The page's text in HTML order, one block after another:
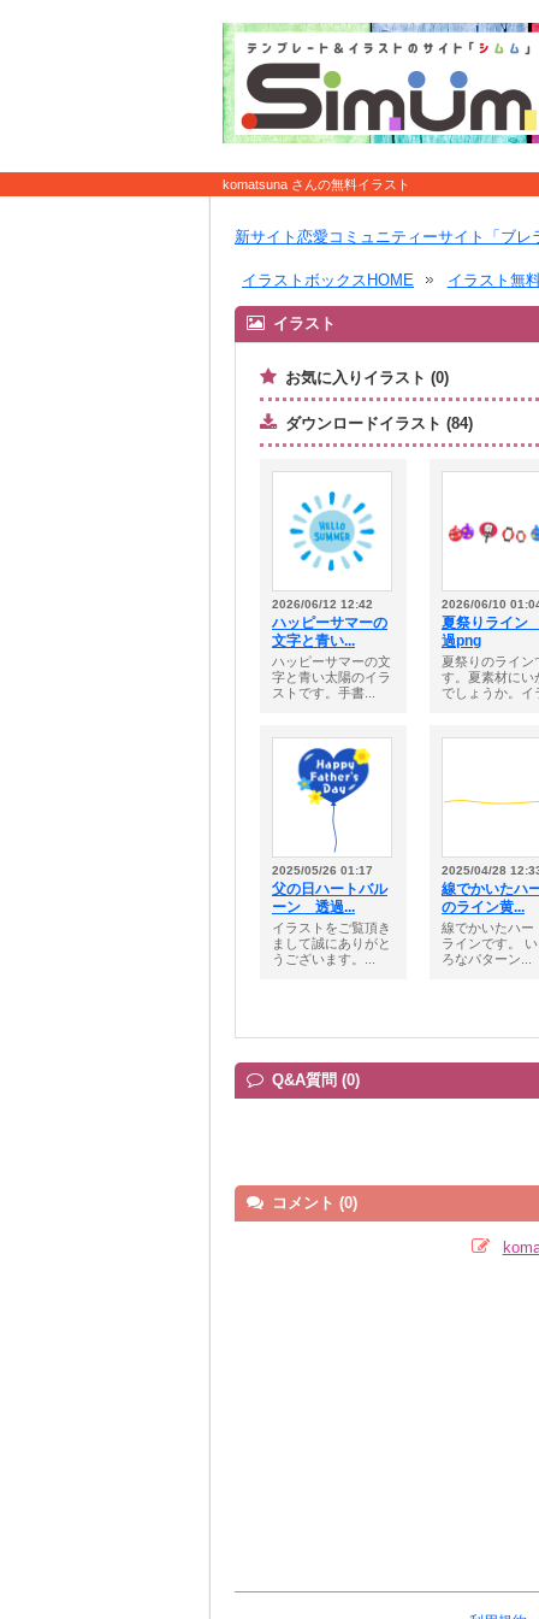
komatsuna さんの無料イラスト
新サイト恋愛コミュニティーサイト「ブレ
イラストボックスHOME イラスト無
イラスト
お気に入りイラスト (0)
ダウンロードイラスト (84)
2026/06/12 12:42
ハッピーサマーの
文字と青い...
ハッピーサマーの文
字と青い太陽のイラ
ストです。手書...
2026/06/10
夏祭りライ
過png
夏祭りのライン
す。夏素材にい
でしょうか。イ
2025/05/26 01:17
父の日ハートバル
ーン 透過...
イラストをご覧頂き
まして誠にありがと
うございます。...
2025/04/28
線でかいたハ
のライン黄...
線でかいたハー
ラインです。
ろなパターン...
Q&A質問 (0)
コメント (0)